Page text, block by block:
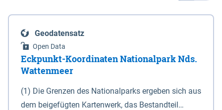
Geodatensatz
Open Data
Eckpunkt-Koordinaten Nationalpark Nds.
Wattenmeer
(1) Die Grenzen des Nationalparks ergeben sich aus
dem beigefügten Kartenwerk, das Bestandteil